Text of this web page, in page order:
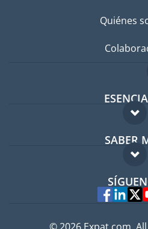
Quiénes
Foro para
Guía para
Trabajos en el
SABER
FAQ